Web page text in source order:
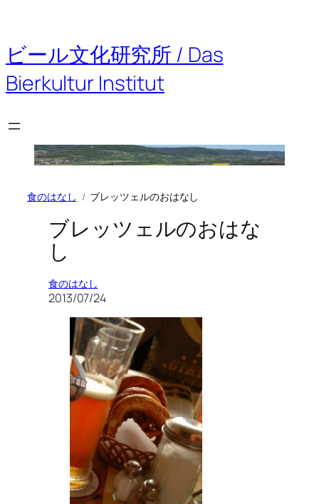
を
ス
キ
ッ
ビール文化研究所 / Das
Bierkultur Institut
食のはなし ブレッツェルのおはなし
ブレッツェルのおはな
し
食のはなし
2013/07/24